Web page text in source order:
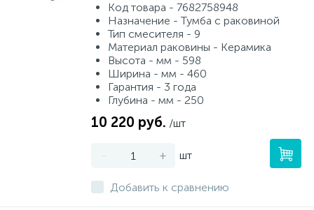
Код товара - 7682758948
Назначение - Тумба с раковиной
Тип смесителя - 9
Материал раковины - Керамика
Высота - мм - 598
Ширина - мм - 460
Гарантия - 3 года
Глубина - мм - 250
10 220 руб. /шт
- + шт
Добавить к сравнению